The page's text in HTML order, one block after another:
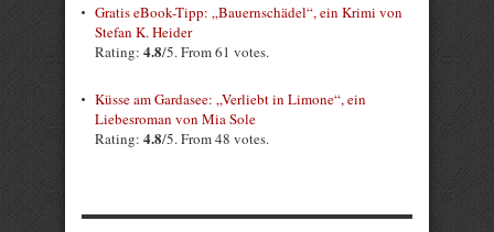
Gratis eBook-Tipp: „Bauernschädel“, ein Krimi von
Stefan K. Heider
Rating: 4.8/5. From 61 votes.
Küsse am Gardasee: „Verliebt in Limone“, ein
Liebesroman von Mia Sole
Rating: 4.8/5. From 48 votes.